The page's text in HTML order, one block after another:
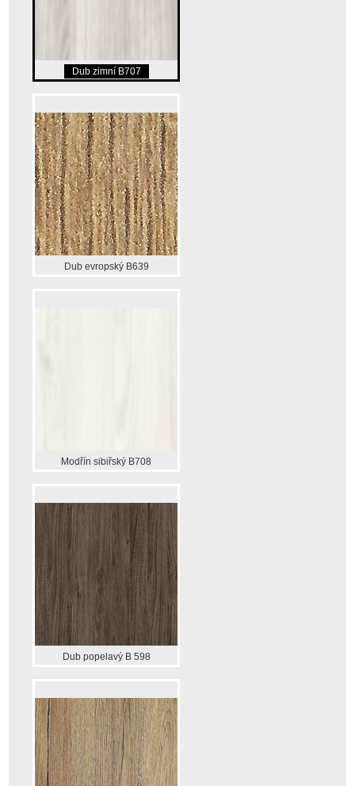
Dub zimní B707
Dub evropský B639
Modřín sibiřský B708
Dub popelavý B 598